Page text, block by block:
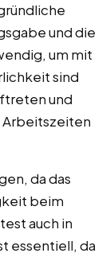
und die
um mit
sind
und
Arbeitszeiten
da das
beim
auch in
essentiell, da